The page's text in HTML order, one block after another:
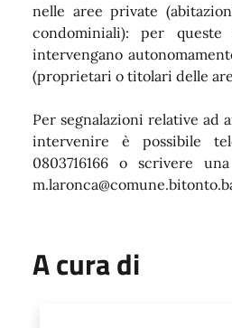
nelle aree private
condominiali): per
intervengano
(proprietari o titolari delle
Per segnalazioni relative ad
intervenire è possibile
0803716166 o scrivere
A cura di